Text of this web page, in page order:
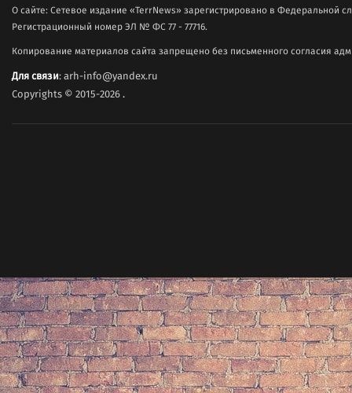
О сайте: Сетевое издание «TerrNews» зарегистрировано в Федеральной
Регистрационный номер ЭЛ № ФС 77 - 77716.
Копирование материалов сайта запрещено без письменного согласия
Для связи: arh-info@yandex.ru
Copyrights © 2015-2026.